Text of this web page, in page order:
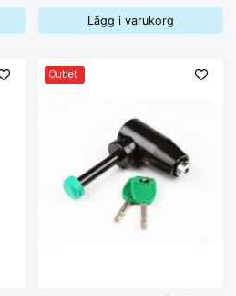
Lägg i varukorg
Outlet